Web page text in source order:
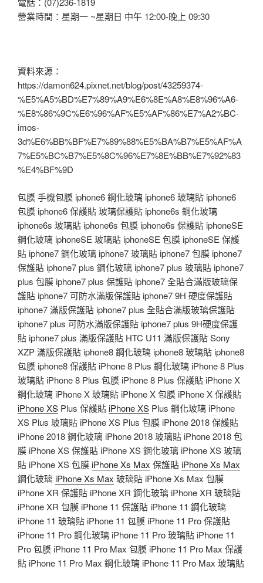
營業時間：星期一 ~星期日 中午 12:00-晚上 09:30
資料來源：
https://damon624.pixnet.net/blog/post/43259374-
%E5%A5%BD%E7%89%A9%E6%8E%A8%E8%96%A6-
%E8%86%9C%E6%96%AF%E5%AF%86%E7%A2%BC-
imos-
3d%E6%BB%BF%E7%89%88%E5%BA%B7%E5%AF%A
7%E5%BC%B7%E5%8C%96%E7%8E%BB%E7%92%83
%E4%BF%9D
包膜 手機包膜 iphone6 鋼化玻璃 iphone6 玻璃貼 iphone6
包膜 iphone6 保護貼 玻璃保護貼 iphone6s 鋼化玻璃
iphone6s 玻璃貼 iphone6s 包膜 iphone6s 保護貼 iphoneSE
鋼化玻璃 iphoneSE 玻璃貼 iphoneSE 包膜 iphoneSE 保護
貼 iphone7 鋼化玻璃 iphone7 玻璃貼 iphone7 包膜 iphone7
保護貼 iphone7 plus 鋼化玻璃 iphone7 plus 玻璃貼 iphone7
plus 包膜 iphone7 plus 保護貼 iphone7 全貼合滿版玻璃保
護貼 iphone7 可防水滿版保護貼 iphone7 9H 硬度保護貼
iphone7 滿版保護貼 iphone7 plus 全貼合滿版玻璃保護貼
iphone7 plus 可防水滿版保護貼 iphone7 plus 9H硬度保護
貼 iphone7 plus 滿版保護貼 HTC U11 滿版保護貼 Sony
XZP 滿版保護貼 iphone8 鋼化玻璃 iphone8 玻璃貼 iphone8
包膜 iphone8 保護貼 iPhone 8 Plus 鋼化玻璃 iPhone 8 Plus
玻璃貼 iPhone 8 Plus 包膜 iPhone 8 Plus 保護貼 iPhone X
鋼化玻璃 iPhone X 玻璃貼 iPhone X 包膜 iPhone X 保護貼
iPhone XS Plus 保護貼iPhone XS Plus 鋼化玻璃 iPhone
XS Plus 玻璃貼 iPhone XS Plus 包膜 iPhone 2018 保護貼
iPhone 2018 鋼化玻璃 iPhone 2018 玻璃貼 iPhone 2018 包
膜 iPhone XS 保護貼 iPhone XS 鋼化玻璃 iPhone XS 玻璃
貼 iPhone XS 包膜iPhone Xs Max 保護貼iPhone Xs Max
鋼化玻璃iPhone Xs Max 玻璃貼 iPhone Xs Max 包膜
iPhone XR 保護貼 iPhone XR 鋼化玻璃 iPhone XR 玻璃貼
iPhone XR 包膜 iPhone 11 保護貼 iPhone 11 鋼化玻璃
iPhone 11 玻璃貼 iPhone 11 包膜 iPhone 11 Pro 保護貼
iPhone 11 Pro 鋼化玻璃 iPhone 11 Pro 玻璃貼 iPhone 11
Pro 包膜 iPhone 11 Pro Max 包膜 iPhone 11 Pro Max 保護
貼 iPhone 11 Pro Max 鋼化玻璃 iPhone 11 Pro Max 玻璃貼